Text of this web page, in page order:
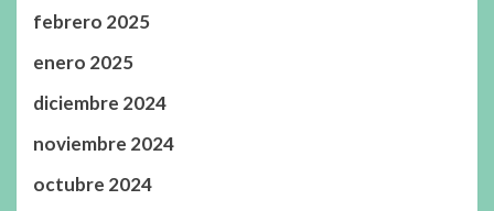
febrero 2025
enero 2025
diciembre 2024
noviembre 2024
octubre 2024